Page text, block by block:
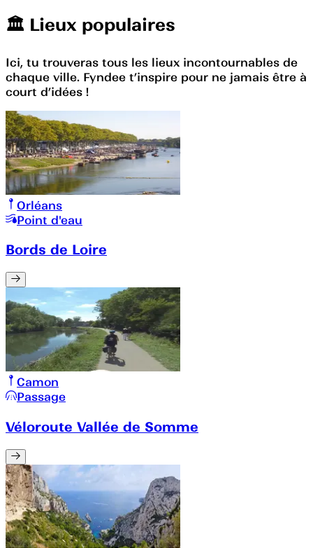
🏛️️ Lieux populaires
Ici, tu trouveras tous les lieux incontournables de
chaque ville. Fyndee t’inspire pour ne jamais être à
court d’idées !
Orléans
Point d'eau
Bords de Loire
Camon
Passage
Véloroute Vallée de Somme